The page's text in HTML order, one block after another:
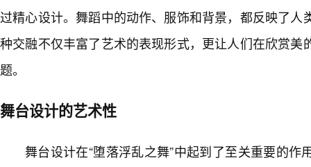
过精心设计。舞蹈中的动作、服饰和背景，都反映了人
种交融不仅丰富了艺术的表现形式，更让人们在欣赏美
题。
舞台设计的艺术性
舞台设计在“堕落浮乱之舞”中起到了至关重要的作